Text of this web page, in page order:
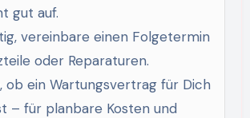
gut auf.
vereinbare einen Folgetermin
oder Reparaturen.
ob ein Wartungsvertrag für Dich
– für planbare Kosten und